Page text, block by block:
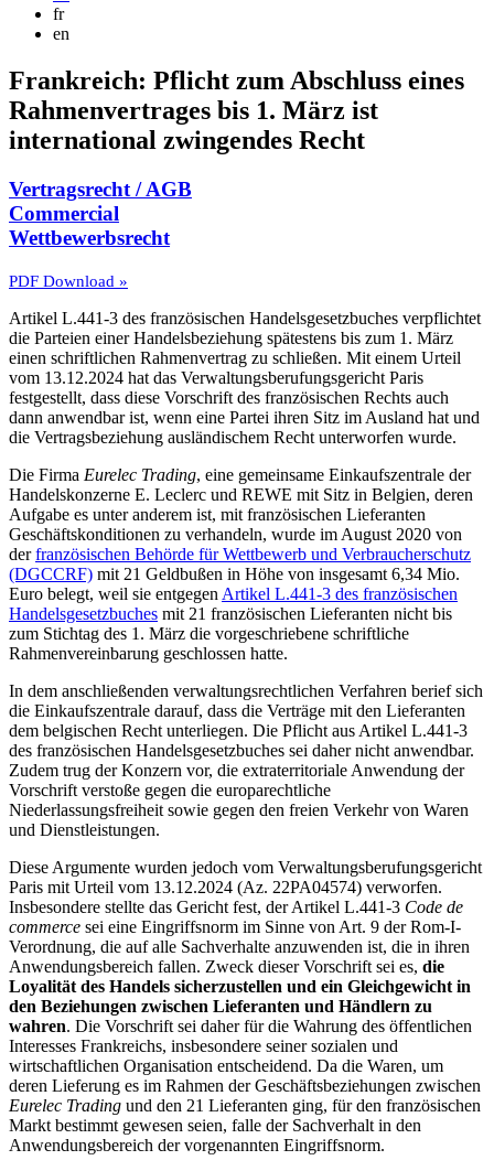
fr
en
Frankreich: Pflicht zum Abschluss eines
Rahmenvertrages bis 1. März ist
international zwingendes Recht
Vertragsrecht / AGB
Commercial
Wettbewerbsrecht
PDF Download »
Artikel L.441-3 des französischen Handelsgesetzbuches verpflichtet
die Parteien einer Handelsbeziehung spätestens bis zum 1. März
einen schriftlichen Rahmenvertrag zu schließen. Mit einem Urteil
vom 13.12.2024 hat das Verwaltungsberufungsgericht Paris
festgestellt, dass diese Vorschrift des französischen Rechts auch
dann anwendbar ist, wenn eine Partei ihren Sitz im Ausland hat und
die Vertragsbeziehung ausländischem Recht unterworfen wurde.
Die Firma Eurelec Trading, eine gemeinsame Einkaufszentrale der
Handelskonzerne E. Leclerc und REWE mit Sitz in Belgien, deren
Aufgabe es unter anderem ist, mit französischen Lieferanten
Geschäftskonditionen zu verhandeln, wurde im August 2020 von
derfranzösischen Behörde für Wettbewerb und Verbraucherschutz
(DGCCRF) mit 21 Geldbußen in Höhe von insgesamt 6,34 Mio.
Euro belegt, weil sie entgegen Artikel L.441-3 des französischen
Handelsgesetzbuches mit 21 französischen Lieferanten nicht bis
zum Stichtag des 1. März die vorgeschriebene schriftliche
Rahmenvereinbarung geschlossen hatte.
In dem anschließenden verwaltungsrechtlichen Verfahren berief sich
die Einkaufszentrale darauf, dass die Verträge mit den Lieferanten
dem belgischen Recht unterliegen. Die Pflicht aus Artikel L.441-3
des französischen Handelsgesetzbuches sei daher nicht anwendbar.
Zudem trug der Konzern vor, die extraterritoriale Anwendung der
Vorschrift verstoße gegen die europarechtliche
Niederlassungsfreiheit sowie gegen den freien Verkehr von Waren
und Dienstleistungen.
Diese Argumente wurden jedoch vom Verwaltungsberufungsgericht
Paris mit Urteil vom 13.12.2024 (Az. 22PA04574) verworfen.
Insbesondere stellte das Gericht fest, der Artikel L.441-3 Code de
commerce sei eine Eingriffsnorm im Sinne von Art. 9 der Rom-I-
Verordnung, die auf alle Sachverhalte anzuwenden ist, die in ihren
Anwendungsbereich fallen. Zweck dieser Vorschrift sei es, die
Loyalität des Handels sicherzustellen und ein Gleichgewicht in
den Beziehungen zwischen Lieferanten und Händlern zu
wahren. Die Vorschrift sei daher für die Wahrung des öffentlichen
Interesses Frankreichs, insbesondere seiner sozialen und
wirtschaftlichen Organisation entscheidend. Da die Waren, um
deren Lieferung es im Rahmen der Geschäftsbeziehungen zwischen
Eurelec Trading und den 21 Lieferanten ging, für den französischen
Markt bestimmt gewesen seien, falle der Sachverhalt in den
Anwendungsbereich der vorgenannten Eingriffsnorm.